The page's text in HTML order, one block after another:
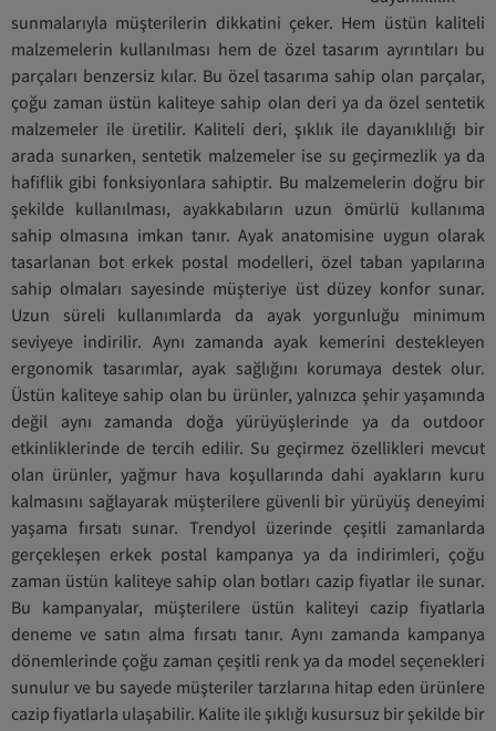
sunmalarıyla müşterilerin dikkatini çeker. Hem üstün kaliteli
malzemelerin kullanılması hem de özel tasarım ayrıntıları bu
parçaları benzersiz kılar. Bu özel tasarıma sahip olan parçalar,
çoğu zaman üstün kaliteye sahip olan deri ya da özel sentetik
malzemeler ile üretilir. Kaliteli deri, şıklık ile dayanıklılığı bir
arada sunarken, sentetik malzemeler ise su geçirmezlik ya da
hafiflik gibi fonksiyonlara sahiptir. Bu malzemelerin doğru bir
şekilde kullanılması, ayakkabıların uzun ömürlü kullanıma
sahip olmasına imkan tanır. Ayak anatomisine uygun olarak
tasarlanan bot erkek postal modelleri, özel taban yapılarına
sahip olmaları sayesinde müşteriye üst düzey konfor sunar.
Uzun süreli kullanımlarda da ayak yorgunluğu minimum
seviyeye indirilir. Aynı zamanda ayak kemerini destekleyen
ergonomik tasarımlar, ayak sağlığını korumaya destek olur.
Üstün kaliteye sahip olan bu ürünler, yalnızca şehir yaşamında
değil aynı zamanda doğa yürüyüşlerinde ya da outdoor
etkinliklerinde de tercih edilir. Su geçirmez özellikleri mevcut
olan ürünler, yağmur hava koşullarında dahi ayakların kuru
kalmasını sağlayarak müşterilere güvenli bir yürüyüş deneyimi
yaşama fırsatı sunar. Trendyol üzerinde çeşitli zamanlarda
gerçekleşen erkek postal kampanya ya da indirimleri, çoğu
zaman üstün kaliteye sahip olan botları cazip fiyatlar ile sunar.
Bu kampanyalar, müşterilere üstün kaliteyi cazip fiyatlarla
deneme ve satın alma fırsatı tanır. Aynı zamanda kampanya
dönemlerinde çoğu zaman çeşitli renk ya da model seçenekleri
sunulur ve bu sayede müşteriler tarzlarına hitap eden ürünlere
cazip fiyatlarla ulaşabilir. Kalite ile şıklığı kusursuz bir şekilde bir